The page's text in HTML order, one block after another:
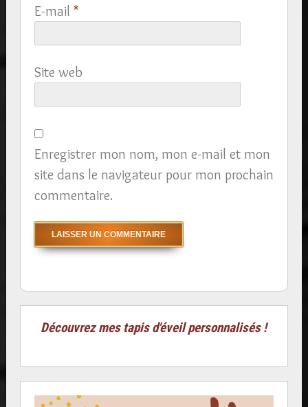
E-mail *
Site web
Enregistrer mon nom, mon e-mail et mon
site dans le navigateur pour mon prochain
commentaire.
Découvrez mes tapis d'éveil personnalisés !